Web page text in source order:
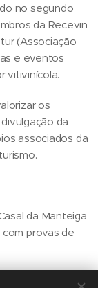
no segundo
da Recevin
(Associação
e eventos
vitivinícola.
os
da
associados da
da Manteiga
provas de